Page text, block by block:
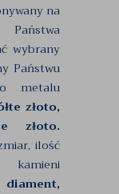
na
wybrany
Państwu
metalu
złoto,
złoto.
ilość